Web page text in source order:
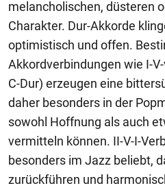
melancholischen, düsteren
Charakter. Dur-Akkorde
optimistisch und offen.
Akkordverbindungen wie I-V-
C-Dur) erzeugen eine
daher besonders in der
sowohl Hoffnung als auch
vermitteln können. II-V-I-
besonders im Jazz beliebt,
zurückführen und